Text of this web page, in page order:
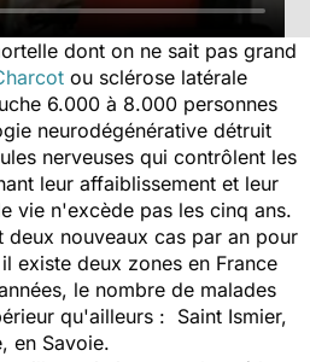
dont on ne sait pas grand
ou sclérose latérale
6.000 à 8.000 personnes
neurodégénérative détruit
nerveuses qui contrôlent les
leur affaiblissement et leur
vie n'excède pas les cinq ans.
deux nouveaux cas par an pour
existe deux zones en France
le nombre de malades
qu'ailleurs : Saint Ismier,
en Savoie.